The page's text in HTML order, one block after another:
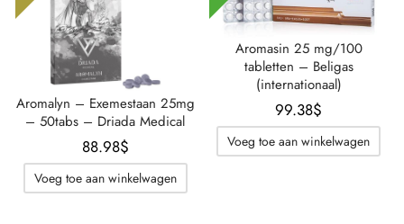
Aromalyn – Exemestaan 25mg
– 50tabs – Driada Medical
88.98$
Voeg toe aan winkelwagen
Aromasin 25 mg/100
tabletten – Beligas
(internationaal)
99.38$
Voeg toe aan winkelwagen